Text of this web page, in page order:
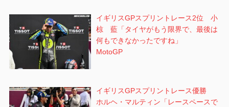
イギリスGPスプリントレース2位 小
椋 藍「タイヤがもう限界で、最後は
何もできなかったですね」
MotoGP
イギリスGPスプリントレース優勝
ホルヘ・マルティン「レースペースで